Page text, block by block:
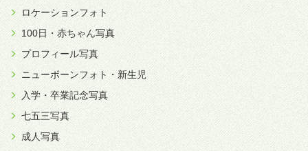
ロケーションフォト
100日・赤ちゃん写真
プロフィール写真
ニューボーンフォト・新生児
入学・卒業記念写真
七五三写真
成人写真